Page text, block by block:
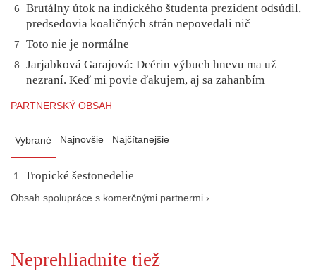
6
Brutálny útok na indického študenta prezident odsúdil,
predsedovia koaličných strán nepovedali nič
7 Toto nie je normálne
8
Jarjabková Garajová: Dcérin výbuch hnevu ma už
nezraní. Keď mi povie ďakujem, aj sa zahanbím
PARTNERSKÝ OBSAH
Vybrané Najnovšie Najčítanejšie
Tropické šestonedelie
Obsah spolupráce s komerčnými partnermi ›
Neprehliadnite tiež